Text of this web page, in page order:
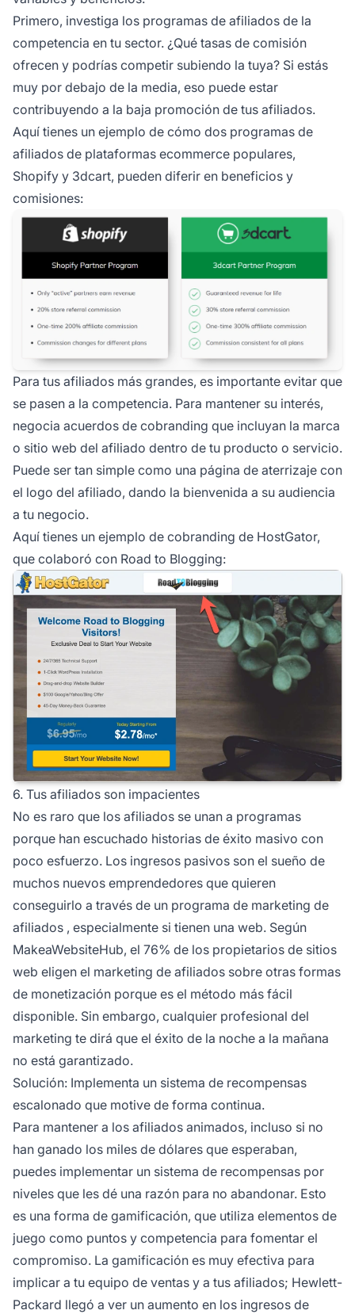
Primero, investiga los programas de afiliados de la
competencia en tu sector. ¿Qué tasas de comisión
ofrecen y podrías competir subiendo la tuya? Si estás
muy por debajo de la media, eso puede estar
contribuyendo a la baja promoción de tus afiliados.
Aquí tienes un ejemplo de cómo dos programas de
afiliados de plataformas ecommerce populares,
Shopify y 3dcart, pueden diferir en beneficios y
comisiones:
Para tus afiliados más grandes, es importante evitar que
se pasen a la competencia. Para mantener su interés,
negocia acuerdos de cobranding que incluyan la marca
o sitio web del afiliado dentro de tu producto o servicio.
Puede ser tan simple como una página de aterrizaje con
el logo del afiliado, dando la bienvenida a su audiencia
a tu negocio.
Aquí tienes un ejemplo de cobranding de HostGator,
que colaboró con Road to Blogging:
6. Tus afiliados son impacientes
No es raro que los afiliados se unan a programas
porque han escuchado historias de éxito masivo con
poco esfuerzo. Los ingresos pasivos son el sueño de
muchos nuevos emprendedores que quieren
conseguirlo a través de un programa de marketing de
afiliados , especialmente si tienen una web. Según
MakeaWebsiteHub, el 76% de los propietarios de sitios
web eligen el marketing de afiliados sobre otras formas
de monetización porque es el método más fácil
disponible. Sin embargo, cualquier profesional del
marketing te dirá que el éxito de la noche a la mañana
no está garantizado.
Solución: Implementa un sistema de recompensas
escalonado que motive de forma continua.
Para mantener a los afiliados animados, incluso si no
han ganado los miles de dólares que esperaban,
puedes implementar un sistema de recompensas por
niveles que les dé una razón para no abandonar. Esto
es una forma de gamificación, que utiliza elementos de
juego como puntos y competencia para fomentar el
compromiso. La gamificación es muy efectiva para
implicar a tu equipo de ventas y a tus afiliados; Hewlett-
Packard llegó a ver un aumento en los ingresos de